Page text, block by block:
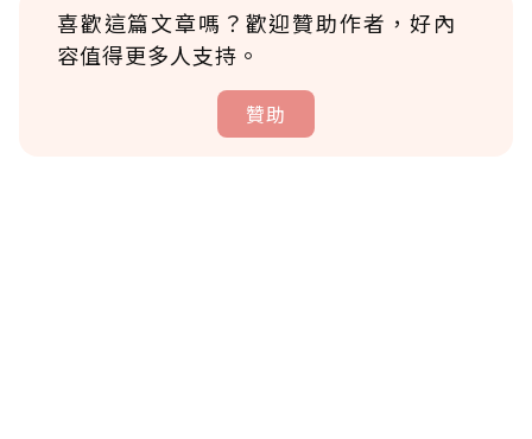
喜歡這篇文章嗎？歡迎贊助作者，好內
容值得更多人支持。
贊助